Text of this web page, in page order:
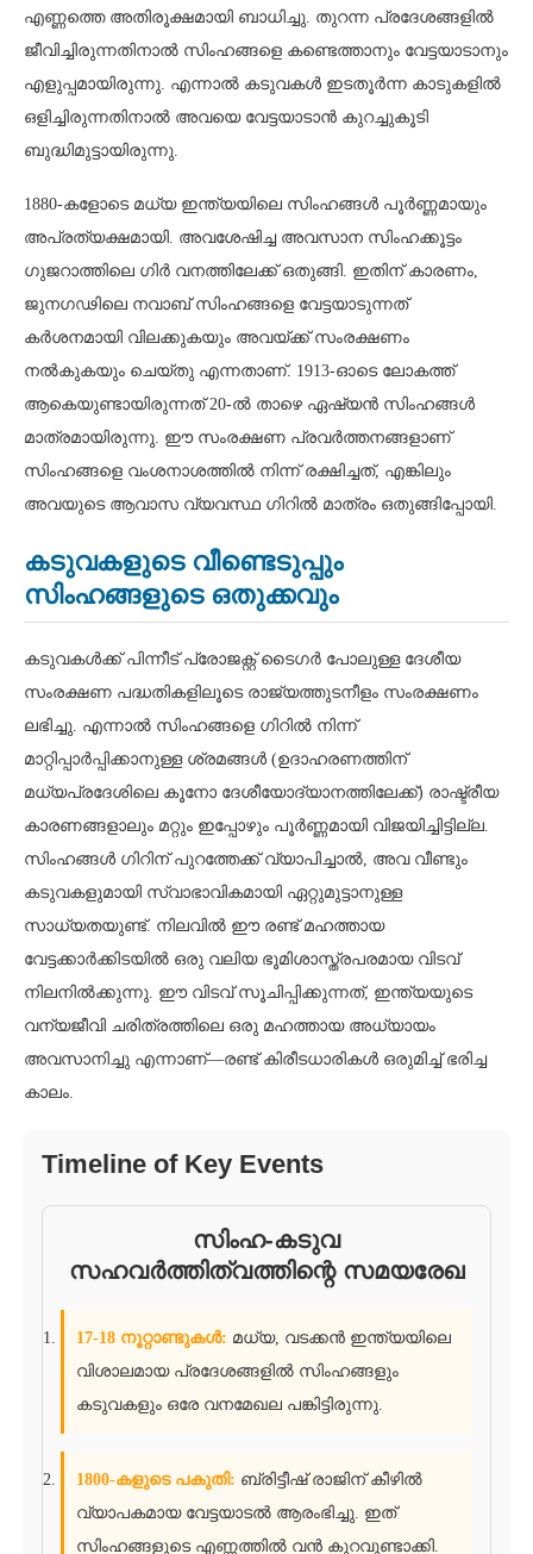
എണ്ണത്തെ അതിരൂക്ഷമായി ബാധിച്ചു. തുറന്ന പ്രദേശങ്ങളിൽ
ജീവിച്ചിരുന്നതിനാൽ സിംഹങ്ങളെ കണ്ടെത്താനും വേട്ടയാടാനും
എളുപ്പമായിരുന്നു. എന്നാൽ കടുവകൾ ഇടതൂർന്ന കാടുകളിൽ
ഒളിച്ചിരുന്നതിനാൽ അവയെ വേട്ടയാടാൻ കുറച്ചുകൂടി
ബുദ്ധിമുട്ടായിരുന്നു.
1880-കളോടെ മധ്യ ഇന്ത്യയിലെ സിംഹങ്ങൾ പൂർണ്ണമായും
അപ്രത്യക്ഷമായി. അവശേഷിച്ച അവസാന സിംഹക്കൂട്ടം
ഗുജറാത്തിലെ ഗിർ വനത്തിലേക്ക് ഒതുങ്ങി. ഇതിന് കാരണം,
ജുനഗഢിലെ നവാബ് സിംഹങ്ങളെ വേട്ടയാടുന്നത്
കർശനമായി വിലക്കുകയും അവയ്ക്ക് സംരക്ഷണം
നൽകുകയും ചെയ്തു എന്നതാണ്. 1913-ഓടെ ലോകത്ത്
ആകെയുണ്ടായിരുന്നത് 20-ൽ താഴെ ഏഷ്യൻ സിംഹങ്ങൾ
മാത്രമായിരുന്നു. ഈ സംരക്ഷണ പ്രവർത്തനങ്ങളാണ്
സിംഹങ്ങളെ വംശനാശത്തിൽ നിന്ന് രക്ഷിച്ചത്, എങ്കിലും
അവയുടെ ആവാസ വ്യവസ്ഥ ഗിറിൽ മാത്രം ഒതുങ്ങിപ്പോയി.
കടുവകളുടെ വീണ്ടെടുപ്പും
സിംഹങ്ങളുടെ ഒതുക്കവും
കടുവകൾക്ക് പിന്നീട് പ്രോജക്റ്റ് ടൈഗർ പോലുള്ള ദേശീയ
സംരക്ഷണ പദ്ധതികളിലൂടെ രാജ്യത്തുടനീളം സംരക്ഷണം
ലഭിച്ചു. എന്നാൽ സിംഹങ്ങളെ ഗിറിൽ നിന്ന്
മാറ്റിപ്പാർപ്പിക്കാനുള്ള ശ്രമങ്ങൾ (ഉദാഹരണത്തിന്
മധ്യപ്രദേശിലെ കൂനോ ദേശീയോദ്യാനത്തിലേക്ക്) രാഷ്ട്രീയ
കാരണങ്ങളാലും മറ്റും ഇപ്പോഴും പൂർണ്ണമായി വിജയിച്ചിട്ടില്ല.
സിംഹങ്ങൾ ഗിറിന് പുറത്തേക്ക് വ്യാപിച്ചാൽ, അവ വീണ്ടും
കടുവകളുമായി സ്വാഭാവികമായി ഏറ്റുമുട്ടാനുള്ള
സാധ്യതയുണ്ട്. നിലവിൽ ഈ രണ്ട് മഹത്തായ
വേട്ടക്കാർക്കിടയിൽ ഒരു വലിയ ഭൂമിശാസ്ത്രപരമായ വിടവ്
നിലനിൽക്കുന്നു. ഈ വിടവ് സൂചിപ്പിക്കുന്നത്, ഇന്ത്യയുടെ
വന്യജീവി ചരിത്രത്തിലെ ഒരു മഹത്തായ അധ്യായം
അവസാനിച്ചു എന്നാണ്—രണ്ട് കിരീടധാരികൾ ഒരുമിച്ച് ഭരിച്ച
കാലം.
Timeline of Key Events
സിംഹ-കടുവ
സഹവർത്തിത്വത്തിന്റെ സമയരേഖ
17-18 നൂറ്റാണ്ടുകൾ: മധ്യ, വടക്കൻ ഇന്ത്യയിലെ
വിശാലമായ പ്രദേശങ്ങളിൽ സിംഹങ്ങളും
കടുവകളും ഒരേ വനമേഖല പങ്കിട്ടിരുന്നു.
1800-കളുടെ പകുതി: ബ്രിട്ടീഷ് രാജിന് കീഴിൽ
വ്യാപകമായ വേട്ടയാടൽ ആരംഭിച്ചു. ഇത്
സിംഹങ്ങളുടെ എണ്ണത്തിൽ വൻ കുറവുണ്ടാക്കി.